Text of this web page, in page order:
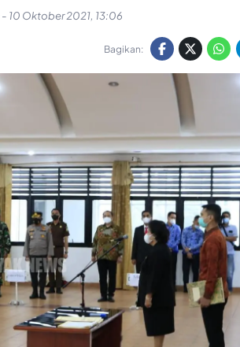
- 10 Oktober 2021, 13:06
Bagikan: